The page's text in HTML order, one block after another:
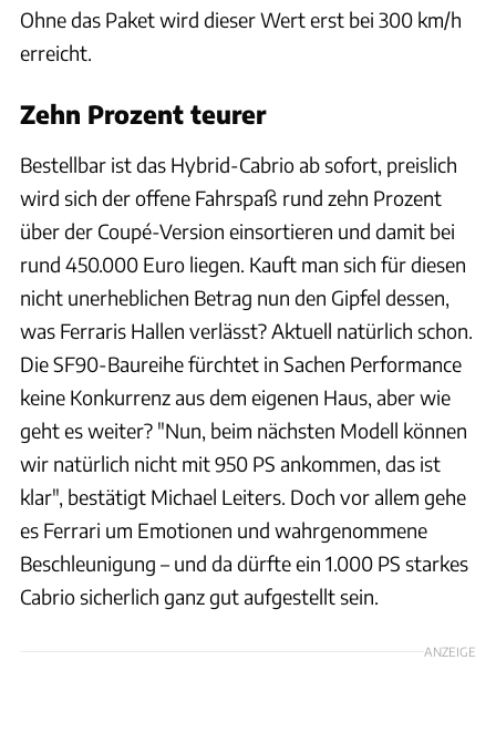
Ohne das Paket wird dieser Wert erst bei 300 km/h
erreicht.
Zehn Prozent teurer
Bestellbar ist das Hybrid-Cabrio ab sofort, preislich
wird sich der offene Fahrspaß rund zehn Prozent
über der Coupé-Version einsortieren und damit bei
rund 450.000 Euro liegen. Kauft man sich für diesen
nicht unerheblichen Betrag nun den Gipfel dessen,
was Ferraris Hallen verlässt? Aktuell natürlich schon.
Die SF90-Baureihe fürchtet in Sachen Performance
keine Konkurrenz aus dem eigenen Haus, aber wie
geht es weiter? "Nun, beim nächsten Modell können
wir natürlich nicht mit 950 PS ankommen, das ist
klar", bestätigt Michael Leiters. Doch vor allem gehe
es Ferrari um Emotionen und wahrgenommene
Beschleunigung – und da dürfte ein 1.000 PS starkes
Cabrio sicherlich ganz gut aufgestellt sein.
ANZEIGE